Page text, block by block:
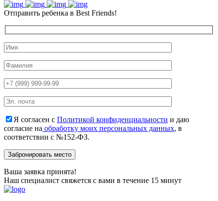
Отправить ребенка в Best Friends!
Я согласен с Политикой конфиденциальности и даю
согласие на обработку моих персональных данных, в
соответствии с №152-ФЗ.
Ваша заявка принята!
Наш специалист свяжется с вами в течение 15 минут